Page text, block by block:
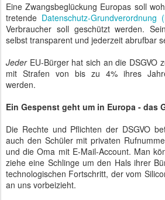
Eine Zwangsbeglückung Europas soll
tretende Datenschutz-Grundverordnung
Verbraucher soll geschützt werden.
selbst transparent und jederzeit abrufbar
JederEU-Bürger hat sich an die DSGVO
mit Strafen von bis zu 4% ihres
werden.
Ein Gespenst geht um in Europa - das
Die Rechte und Pflichten der DSGVO
auch den Schüler mit privaten
und die Oma mit E-Mail-Account. Man
ziehe eine Schlinge um den Hals ihrer
technologischen Fortschritt, der vom
an uns vorbeizieht.